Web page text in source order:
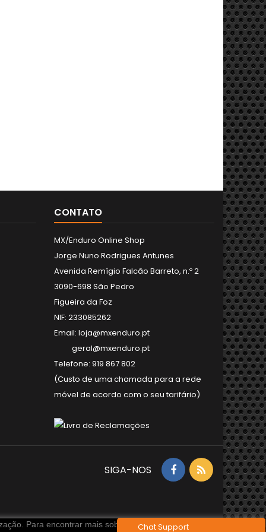
CONTATO
MX/Enduro Online Shop
Jorge Nuno Rodrigues Antunes
Avenida Remígio Falcão Barreto, n.º 2
3090-698 São Pedro
Figueira da Foz
NIF: 233085262
Email: loja@mxenduro.pt
geral@mxenduro.pt
Telefone: 919 867 802
(Custo de uma chamada para a rede
móvel de acordo com o seu tarifário)
Chat Support
Para encontrar mais sobre os cookies utilizados consulte:
SIGA-NOS